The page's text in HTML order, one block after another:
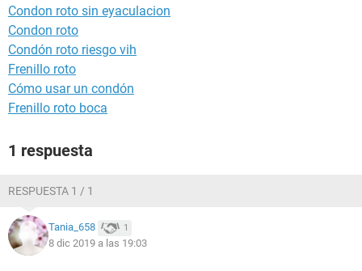
Condon roto sin eyaculacion
Condon roto
Condón roto riesgo vih
Frenillo roto
Cómo usar un condón
Frenillo roto boca
1 respuesta
RESPUESTA 1 / 1
Tania_658 1
8 dic 2019 a las 19:03